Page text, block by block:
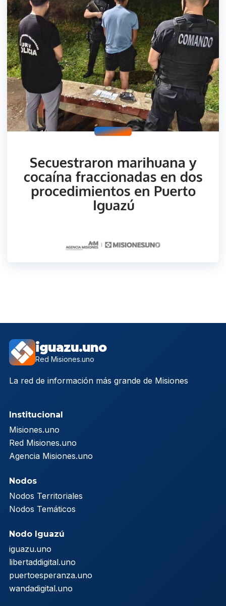
iguazu.uno
Red Misiones.uno
La red de información más grande de Misiones
Institucional
Misiones.uno
Red Misiones.uno
Agencia Misiones.uno
Nodos
Nodos Territoriales
Nodos Temáticos
Nodo Iguazú
iguazu.uno
libertaddigital.uno
puertoesperanza.uno
wandadigital.uno